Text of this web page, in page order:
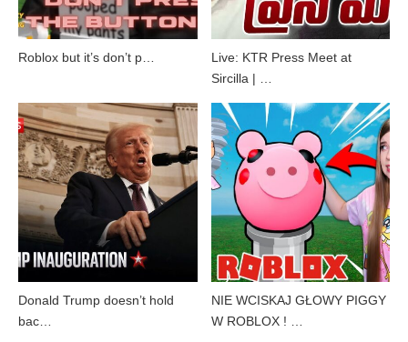
Roblox but it’s don’t p…
Live: KTR Press Meet at
Sircilla | …
Donald Trump doesn’t hold
bac…
NIE WCISKAJ GŁOWY PIGGY
W ROBLOX ! …